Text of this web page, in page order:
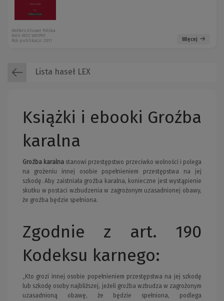
Więcej
Wolters Kluwer Polska
NEX-0072 W01P01
Rok publikacji: 2011
Lista haseł LEX
Książki i ebooki Groźba
karalna
Groźba karalna stanowi przestępstwo przeciwko wolności i polega
na grożeniu innej osobie popełnieniem przestępstwa na jej
szkodę. Aby zaistniała groźba karalna, konieczne jest wystąpienie
skutku w postaci wzbudzenia w zagrożonym uzasadnionej obawy,
że groźba będzie spełniona.
Zgodnie z art. 190
Kodeksu karnego:
„Kto grozi innej osobie popełnieniem przestępstwa na jej szkodę
lub szkodę osoby najbliższej, jeżeli groźba wzbudza w zagrożonym
uzasadnioną obawę, że będzie spełniona, podlega